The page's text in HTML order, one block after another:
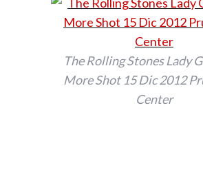
The Rolling Stones Lady
More Shot 15 Dic 2012
Center